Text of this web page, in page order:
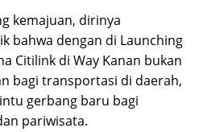
kemajuan, dirinya
bahwa dengan di Launching
Citilink di Way Kanan bukan
bagi transportasi di daerah,
gerbang baru bagi
pariwisata.